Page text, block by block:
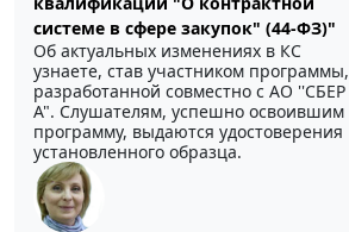
системе в сфере закупок" (44-ФЗ)"
Об актуальных изменениях в КС
узнаете, став участником программы,
разработанной совместно с АО ''СБЕР
А". Слушателям, успешно освоившим
программу, выдаются удостоверения
установленного образца.